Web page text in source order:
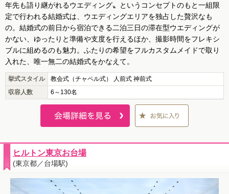
年先も語り継がれるウエディング〟というコンセプトのもと一組限
定で行われる結婚式は、ウエディングエリアを独占した贅沢なも
の。結婚式の前日から宿泊できる二泊三日の滞在型ウエディングが
かない、ゆったりと準備や支度を行えるほか、撮影時間をフレキシ
ブルに組めるのも魅力。ふたりの希望をフルカスタムメイドで取り
入れた、唯一無二の結婚式をかなえて。
挙式スタイル
教会式（チャペル式） 人前式 神前式
収容人数
6～130名
ヒルトン東京お台場
(東京都／台場駅)